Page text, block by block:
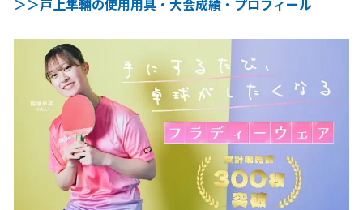
＞＞戸上隼輔の使用用具・大会成績・プロフィール